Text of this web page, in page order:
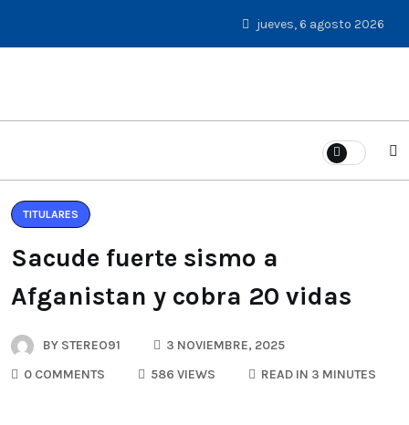
jueves, 6 agosto 2026
TITULARES
Sacude fuerte sismo a
Afganistan y cobra 20 vidas
BY STEREO91
3 NOVIEMBRE, 2025
0 COMMENTS
586 VIEWS READ IN 3 MINUTES